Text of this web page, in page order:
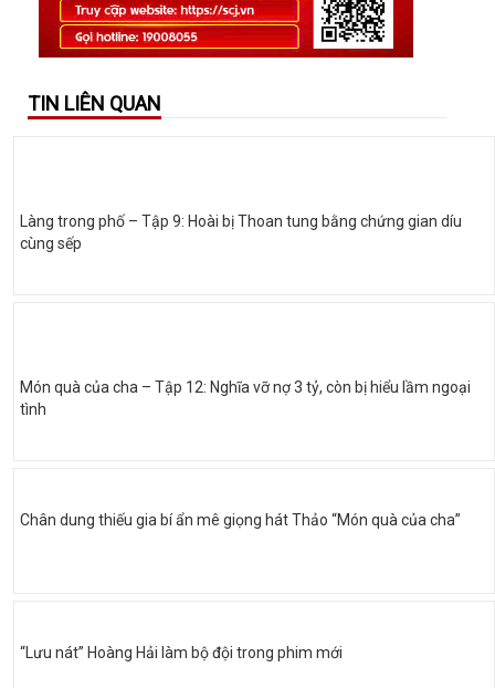
TIN LIÊN QUAN
Làng trong phố – Tập 9: Hoài bị Thoan tung bằng chứng gian díu
cùng sếp
Món quà của cha – Tập 12: Nghĩa vỡ nợ 3 tỷ, còn bị hiểu lầm ngoại
tình
Chân dung thiếu gia bí ẩn mê giọng hát Thảo “Món quà của cha”
“Lưu nát” Hoàng Hải làm bộ đội trong phim mới